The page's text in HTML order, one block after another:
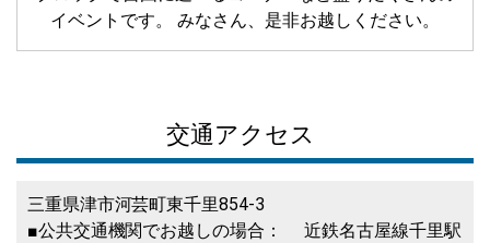
イベントです。 みなさん、是非お越しください。
交通アクセス
三重県津市河芸町東千里854-3
■公共交通機関でお越しの場合： 近鉄名古屋線千里駅